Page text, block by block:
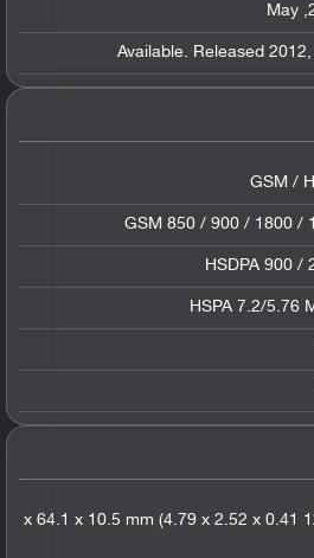
Available. Released
GSM /
GSM 850 / 900 / 1800 /
HSDPA 900 /
HSPA 7.2/5.76
121.6 x 64.1 x 10.5 mm (4.79 x 2.52 x 0.41